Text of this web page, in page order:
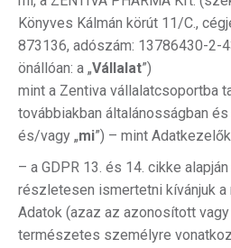
Könyves Kálmán körút 11/C.,
873136, adószám: 13786430-2-
önállóan: a „Vállalat”)
mint a Zentiva vállalatcsoportba
továbbiakban általánosságban és
és/vagy „mi”) – mint Adatkezelők
– a GDPR 13. és 14. cikke
részletesen ismertetni kívánjuk
Adatok (azaz az azonosított
természetes személyre